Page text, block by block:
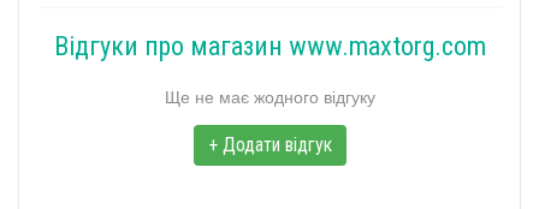
Відгуки про магазин www.maxtorg.com
Ще не має жодного відгуку
+ Додати відгук